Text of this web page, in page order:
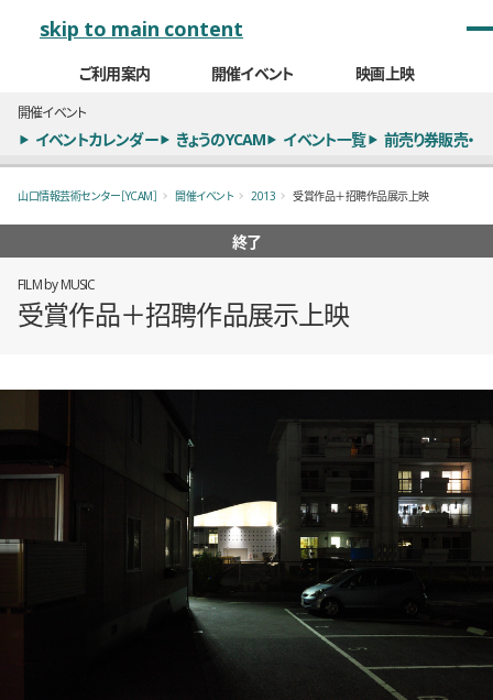
skip to main content
ご利用案内 開催イベント 映画上映
開催イベント
イベントカレンダー きょうのYCAM イベント一覧 前売り券販売・
山口情報芸術センター［YCAM］ 開催イベント 2013 受賞作品＋招聘作品展示上映
終了
FILM by MUSIC
受賞作品＋招聘作品展示上映